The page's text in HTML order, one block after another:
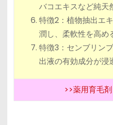
バコエキスなど純天
特徴2：植物抽出エ
潤し、柔軟性を高め
特徴3：センブリン
出液の有効成分が浸
>>薬用育毛剤